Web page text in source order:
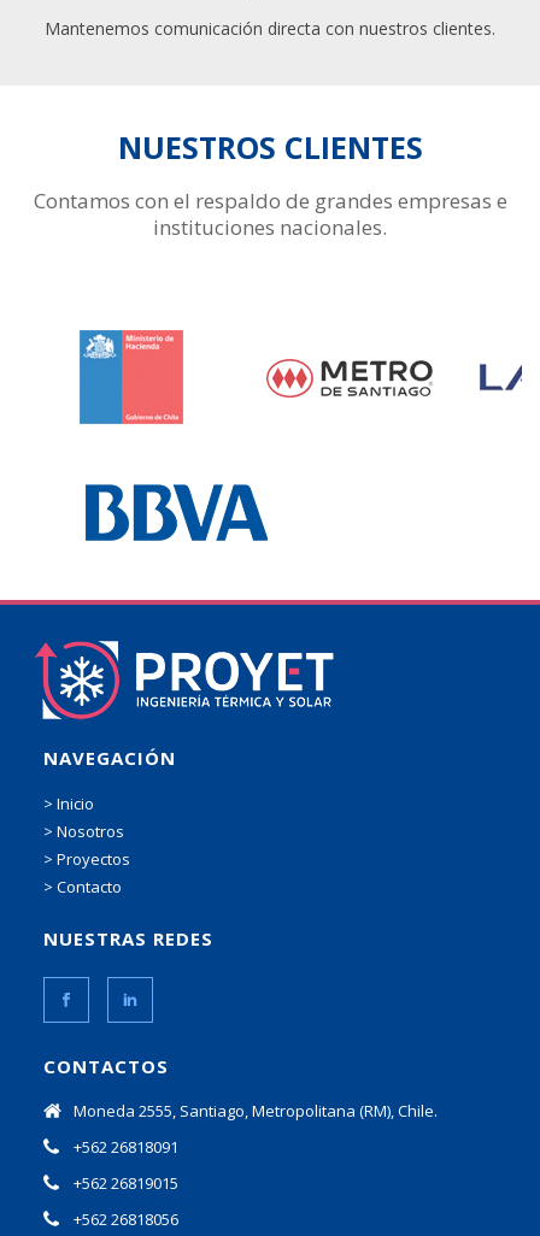
Mantenemos comunicación directa con nuestros clientes.
NUESTROS CLIENTES
Contamos con el respaldo de grandes empresas e
instituciones nacionales.
NAVEGACIÓN
> Inicio
> Nosotros
> Proyectos
> Contacto
NUESTRAS REDES
CONTACTOS
Moneda 2555, Santiago, Metropolitana (RM), Chile.
+562 26818091
+562 26819015
+562 26818056